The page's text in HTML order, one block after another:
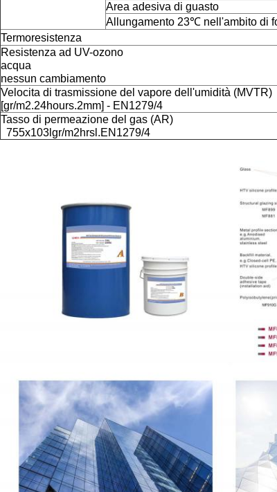
Area
Allungamento 23℃
Resistenza ad
acqua
nessun cambiamento
Velocita di trasmissione del
[gr/m2.24hours.2mm] - EN1279/4
Tasso di
755x103lgr/m2hrsl.EN1279/4